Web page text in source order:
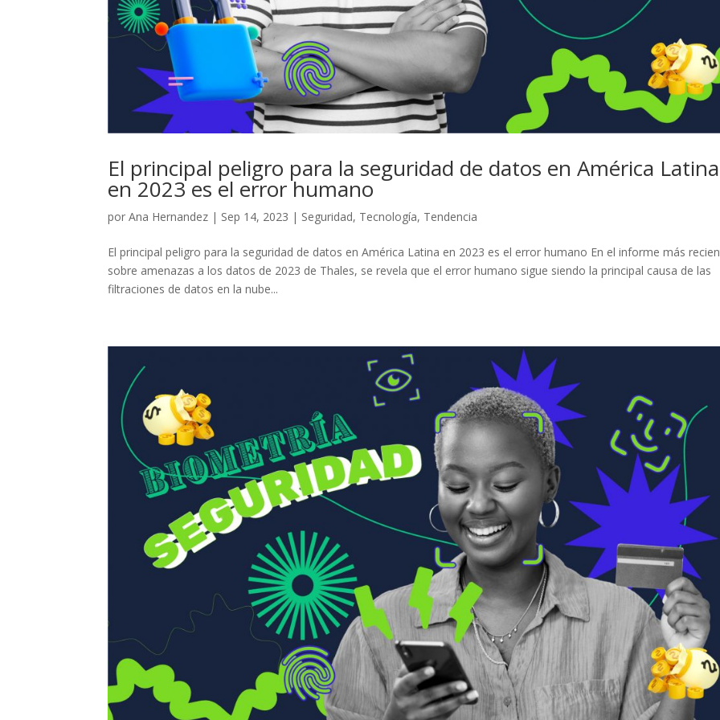
El principal peligro para la seguridad de datos en América Latina
en 2023 es el error humano
porAna Hernandez | Sep 14, 2023 | Seguridad, Tecnología, Tendencia
El principal peligro para la seguridad de datos en América Latina en 2023 es el error humano En el informe más
sobre amenazas a los datos de 2023 de Thales, se revela que el error humano sigue siendo la principal causa de las
filtraciones de datos en la nube...